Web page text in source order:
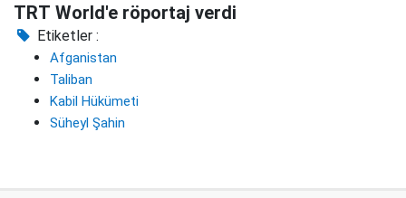
TRT World'e röportaj verdi
Etiketler :
Afganistan
Taliban
Kabil Hükümeti
Süheyl Şahin